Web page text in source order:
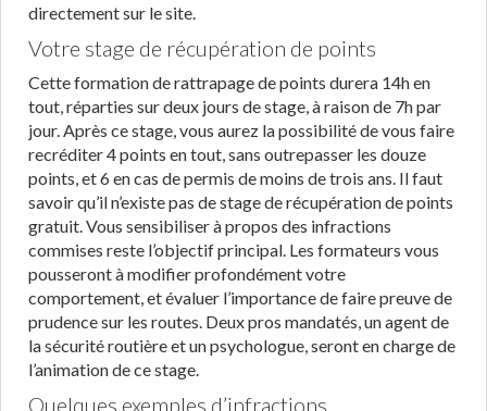
directement sur le site.
Votre stage de récupération de points
Cette formation de rattrapage de points durera 14h en
tout, réparties sur deux jours de stage, à raison de 7h par
jour. Après ce stage, vous aurez la possibilité de vous faire
recréditer 4 points en tout, sans outrepasser les douze
points, et 6 en cas de permis de moins de trois ans. Il faut
savoir qu’il n’existe pas de stage de récupération de points
gratuit. Vous sensibiliser à propos des infractions
commises reste l’objectif principal. Les formateurs vous
pousseront à modifier profondément votre
comportement, et évaluer l’importance de faire preuve de
prudence sur les routes. Deux pros mandatés, un agent de
la sécurité routière et un psychologue, seront en charge de
l’animation de ce stage.
Quelques exemples d’infractions